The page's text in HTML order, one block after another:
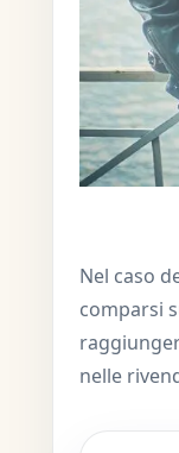
Nel caso
comparsi
nelle